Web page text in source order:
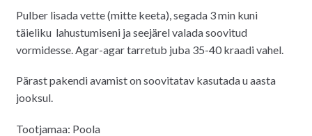
Pulber lisada vette (mitte keeta), segada 3 min kuni
täieliku lahustumiseni ja seejärel valada soovitud
vormidesse. Agar-agar tarretub juba 35-40 kraadi vahel.
Pärast pakendi avamist on soovitatav kasutada u aasta
jooksul.
Tootjamaa: Poola